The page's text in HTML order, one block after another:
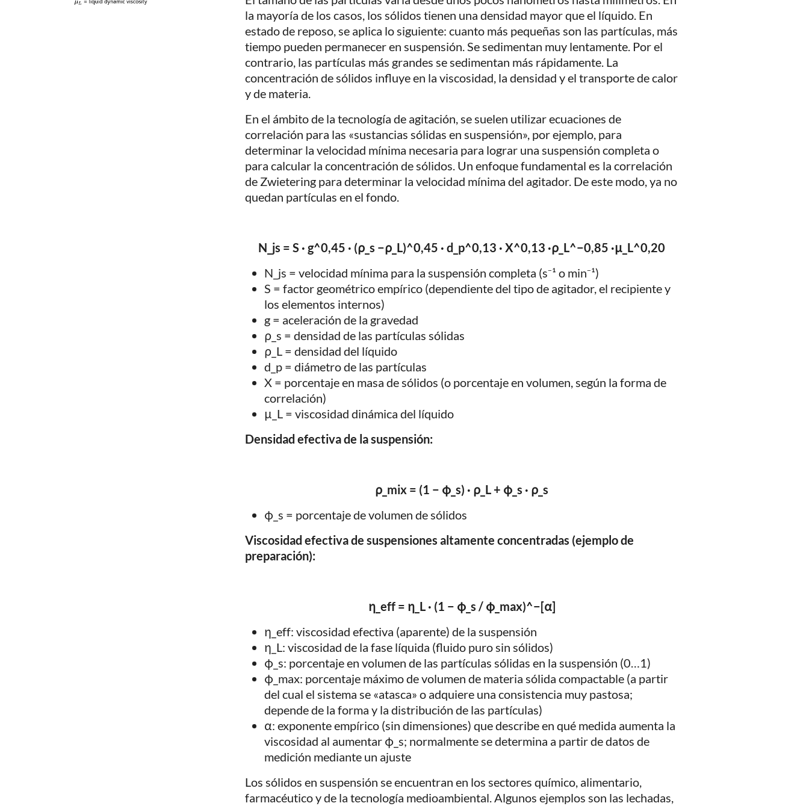
la mayoría de los casos, los sólidos tienen una densidad mayor que el líquido. En
estado de reposo, se aplica lo siguiente: cuanto más pequeñas son las partículas, más
tiempo pueden permanecer en suspensión. Se sedimentan muy lentamente. Por el
contrario, las partículas más grandes se sedimentan más rápidamente. La
concentración de sólidos influye en la viscosidad, la densidad y el transporte de calor
y de materia.
En el ámbito de la tecnología de agitación, se suelen utilizar ecuaciones de
correlación para las «sustancias sólidas en suspensión», por ejemplo, para
determinar la velocidad mínima necesaria para lograr una suspensión completa o
para calcular la concentración de sólidos. Un enfoque fundamental es la correlación
de Zwietering para determinar la velocidad mínima del agitador. De este modo, ya no
quedan partículas en el fondo.
N_js = S · g^0,45 · (ρ_s −ρ_L)^0,45 · d_p^0,13 · X^0,13 ·ρ_L^−0,85 ·μ_L^0,20
N_js = velocidad mínima para la suspensión completa (s⁻¹ o min⁻¹)
S = factor geométrico empírico (dependiente del tipo de agitador, el recipiente y
los elementos internos)
g = aceleración de la gravedad
ρ_s = densidad de las partículas sólidas
ρ_L = densidad del líquido
d_p = diámetro de las partículas
X = porcentaje en masa de sólidos (o porcentaje en volumen, según la forma de
correlación)
μ_L = viscosidad dinámica del líquido
Densidad efectiva de la suspensión:
ρ_mix = (1 − φ_s) · ρ_L + φ_s · ρ_s
φ_s = porcentaje de volumen de sólidos
Viscosidad efectiva de suspensiones altamente concentradas (ejemplo de
preparación):
η_eff = η_L · (1 − φ_s / φ_max)^−[α]
η_eff: viscosidad efectiva (aparente) de la suspensión
η_L: viscosidad de la fase líquida (fluido puro sin sólidos)
φ_s: porcentaje en volumen de las partículas sólidas en la suspensión (0…1)
φ_max: porcentaje máximo de volumen de materia sólida compactable (a partir
del cual el sistema se «atasca» o adquiere una consistencia muy pastosa;
depende de la forma y la distribución de las partículas)
α: exponente empírico (sin dimensiones) que describe en qué medida aumenta la
viscosidad al aumentar φ_s; normalmente se determina a partir de datos de
medición mediante un ajuste
Los sólidos en suspensión se encuentran en los sectores químico, alimentario,
farmacéutico y de la tecnología medioambiental. Algunos ejemplos son las lechadas,